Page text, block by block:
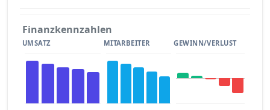
Finanzkennzahlen
UMSATZ MITARBEITER GEWINN/VERLUST